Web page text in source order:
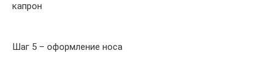
капрон
Шаг 5 – оформление носа